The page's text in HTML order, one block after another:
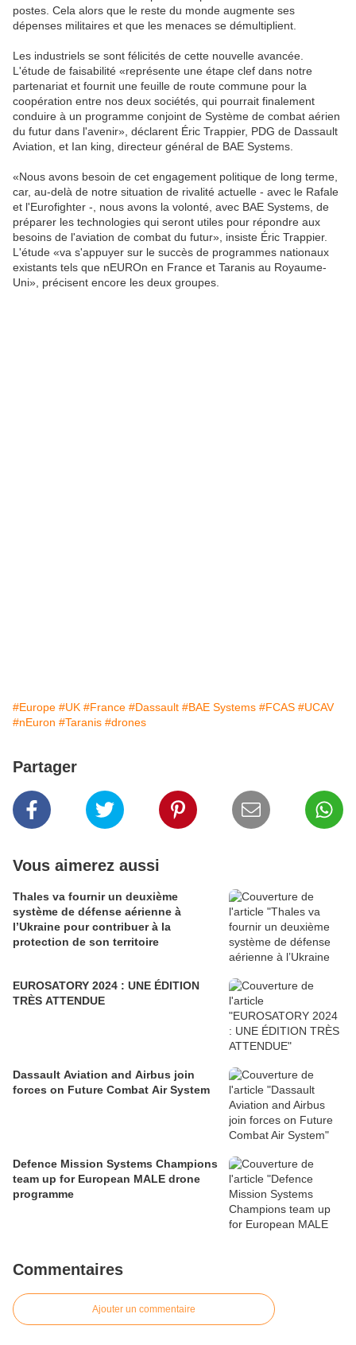
postes. Cela alors que le reste du monde augmente ses
dépenses militaires et que les menaces se démultiplient.
Les industriels se sont félicités de cette nouvelle avancée.
L'étude de faisabilité «représente une étape clef dans notre
partenariat et fournit une feuille de route commune pour la
coopération entre nos deux sociétés, qui pourrait finalement
conduire à un programme conjoint de Système de combat aérien
du futur dans l'avenir», déclarent Éric Trappier, PDG de Dassault
Aviation, et Ian king, directeur général de BAE Systems.
«Nous avons besoin de cet engagement politique de long terme,
car, au-delà de notre situation de rivalité actuelle - avec le Rafale
et l'Eurofighter -, nous avons la volonté, avec BAE Systems, de
préparer les technologies qui seront utiles pour répondre aux
besoins de l'aviation de combat du futur», insiste Éric Trappier.
L'étude «va s'appuyer sur le succès de programmes nationaux
existants tels que nEUROn en France et Taranis au Royaume-
Uni», précisent encore les deux groupes.
#Europe #UK #France #Dassault #BAE Systems #FCAS #UCAV
#nEuron #Taranis #drones
Partager
Vous aimerez aussi
Thales va fournir un deuxième
système de défense aérienne à
l’Ukraine pour contribuer à la
protection de son territoire
EUROSATORY 2024 : UNE ÉDITION
TRÈS ATTENDUE
Dassault Aviation and Airbus join
forces on Future Combat Air System
Defence Mission Systems Champions
team up for European MALE drone
programme
Commentaires
Ajouter un commentaire